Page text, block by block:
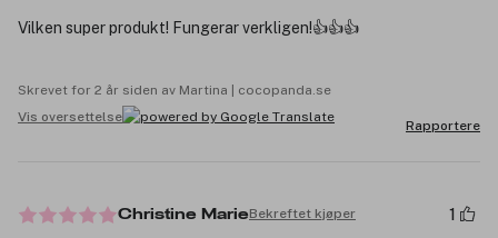
Vilken super produkt! Fungerar verkligen!👍👍👍
Skrevet for 2 år siden av Martina | cocopanda.se
Vis oversettelse
Rapportere
Christine MarieBekreftet kjøper 1